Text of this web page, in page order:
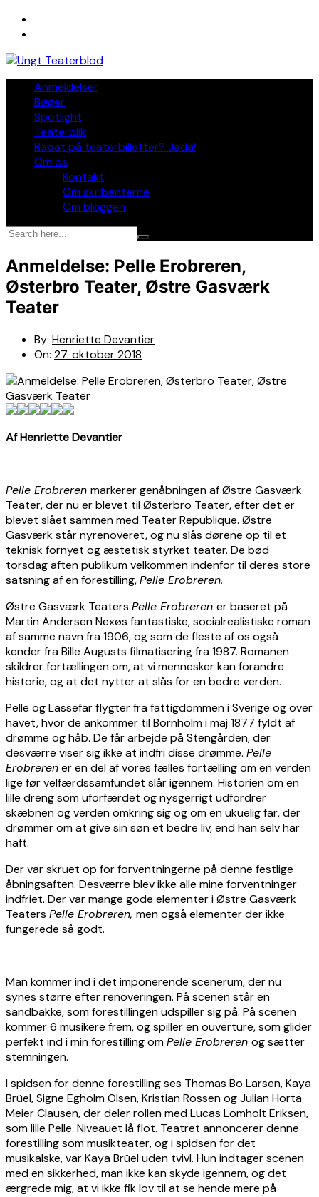
Skip
Anmeldelser
Bøger
Spotlight
Teaterblik
Rabat på teaterbilletter? Jada!
Om os
Kontakt
Om skribenterne
Om bloggen
Anmeldelse: Pelle Erobreren,
Østerbro Teater, Østre Gasværk
Teater
By: Henriette Devantier
On: 27. oktober 2018
Af Henriette Devantier
Pelle Erobreren markerer genåbningen af Østre Gasværk
Teater, der nu er blevet til Østerbro Teater, efter det er
blevet slået sammen med Teater Republique. Østre
Gasværk står nyrenoveret, og nu slås dørene op til et
teknisk fornyet og æstetisk styrket teater. De bød
torsdag aften publikum velkommen indenfor til deres store
satsning af en forestilling,Pelle Erobreren.
Østre Gasværk Teaters Pelle Erobreren er baseret på
Martin Andersen Nexøs fantastiske, socialrealistiske roman
af samme navn fra 1906, og som de fleste af os også
kender fra Bille Augusts filmatisering fra 1987. Romanen
skildrer fortællingen om, at vi mennesker kan forandre
historie, og at det nytter at slås for en bedre verden.
Pelle og Lassefar flygter fra fattigdommen i Sverige og over
havet, hvor de ankommer til Bornholm i maj 1877 fyldt af
drømme og håb. De får arbejde på Stengården, der
desværre viser sig ikke at indfri disse drømme. Pelle
Erobrerener en del af vores fælles fortælling om en verden
lige før velfærdssamfundet slår igennem. Historien om en
lille dreng som uforfærdet og nysgerrigt udfordrer
skæbnen og verden omkring sig og om en ukuelig far, der
drømmer om at give sin søn et bedre liv, end han selv har
haft.
Der var skruet op for forventningerne på denne festlige
åbningsaften. Desværre blev ikke alle mine forventninger
indfriet. Der var mange gode elementer i Østre Gasværk
Teaters Pelle Erobreren, men også elementer der ikke
fungerede så godt.
Man kommer ind i det imponerende scenerum, der nu
synes større efter renoveringen. På scenen står en
sandbakke, som forestillingen udspiller sig på. På scenen
kommer 6 musikere frem, og spiller en ouverture, som glider
perfekt ind i min forestilling omPelle Erobreren og sætter
stemningen.
I spidsen for denne forestilling ses Thomas Bo Larsen, Kaya
Brüel, Signe Egholm Olsen, Kristian Rossen og Julian Horta
Meier Clausen, der deler rollen med Lucas Lomholt Eriksen,
som lille Pelle. Niveauet lå flot. Teatret annoncerer denne
forestilling som musikteater, og i spidsen for det
musikalske, var Kaya Brüel uden tvivl. Hun indtager scenen
med en sikkerhed, man ikke kan skyde igennem, og det
ærgrede mig, at vi ikke fik lov til at se hende mere på